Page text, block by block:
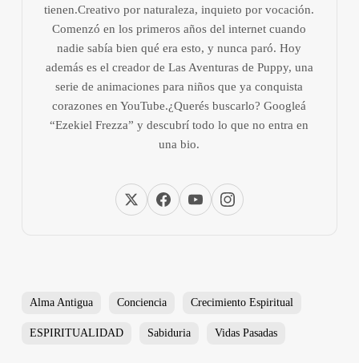
tienen.Creativo por naturaleza, inquieto por vocación.
Comenzó en los primeros años del internet cuando
nadie sabía bien qué era esto, y nunca paró. Hoy
además es el creador de Las Aventuras de Puppy, una
serie de animaciones para niños que ya conquista
corazones en YouTube.¿Querés buscarlo? Googleá
“Ezekiel Frezza” y descubrí todo lo que no entra en
una bio.
Alma Antigua Conciencia Crecimiento Espiritual
ESPIRITUALIDAD Sabiduria Vidas Pasadas